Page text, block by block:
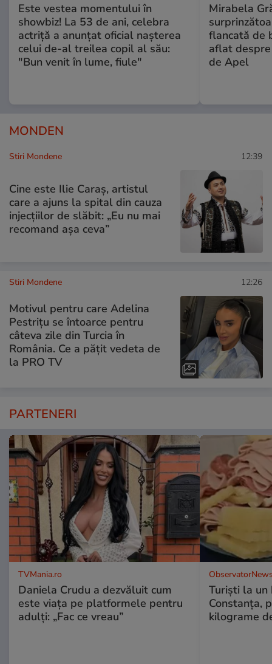
Este vestea momentului în
showbiz! La 53 de ani, celebra
actriță a anunțat oficial nașterea
celui de-al treilea copil al său:
"Bun venit în lume, fiule"
Mirabela
flancată de
aflat
de Apel
MONDEN
Stiri Mondene 12:39
Cine este Ilie Caraș, artistul
care a ajuns la spital din cauza
injecțiilor de slăbit: „Eu nu mai
recomand așa ceva”
Stiri Mondene 12:26
Motivul pentru care Adelina
Pestrițu se întoarce pentru
câteva zile din Turcia în
România. Ce a pățit vedeta de
la PRO TV
PARTENERI
TVMania.ro
Daniela Crudu a dezvăluit cum
este viața pe platformele pentru
adulți: „Fac ce vreau”
Turiști la
Constanța,
kilograme